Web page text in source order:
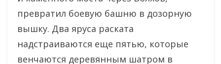
превратил боевую башню в дозорную
вышку. Два яруса раската
надстраиваются еще пятью, которые
венчаются деревянным шатром в